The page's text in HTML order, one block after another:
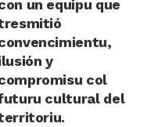
un equipu que
y
col
cultural del